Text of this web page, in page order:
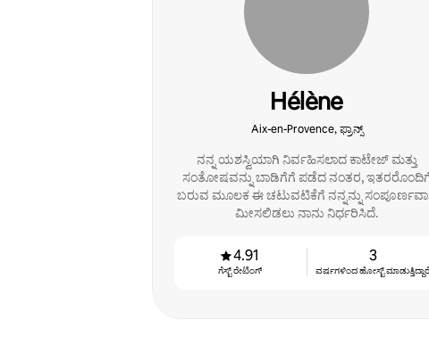
Hélène
Aix-en-Provence, ಫ್ರಾನ್ಸ್
ನನ್ನ ಯಶಸ್ವಿಯಾಗಿ ನಿರ್ವಹಿಸಲಾದ ಕಾಟೇಜ್ ಮತ್ತು
ಸಂತೋಷವನ್ನು ಬಾಡಿಗೆಗೆ ಪಡೆದ ನಂತರ,
ಬರುವ ಮೂಲಕ ಈ ಚಟುವಟಿಕೆಗೆ ನನ್ನನ್ನು
ಮೀಸಲಿಡಲು ನಾನು ನಿರ್ಧರಿಸಿದೆ.
4.91
ಗೆಸ್ಟ್ ರೇಟಿಂಗ್
3
ವರ್ಷಗಳಿಂದ ಹೋಸ್ಟ್ ‌ಮಾಡುತ್ತಿದ್ದಾರೆ